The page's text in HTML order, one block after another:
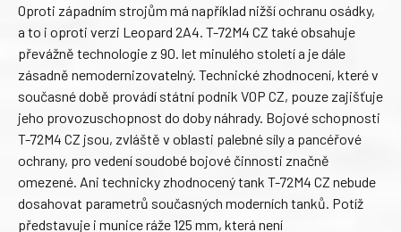
Oproti západním strojům má například nižší ochranu osádky,
a to i oproti verzi Leopard 2A4. T-72M4 CZ také obsahuje
převážně technologie z 90. let minulého století a je dále
zásadně nemodernizovatelný. Technické zhodnocení, které v
současné době provádí státní podnik VOP CZ, pouze zajišťuje
jeho provozuschopnost do doby náhrady. Bojové schopnosti
T-72M4 CZ jsou, zvláště v oblasti palebné síly a pancéřové
ochrany, pro vedení soudobé bojové činnosti značně
omezené. Ani technicky zhodnocený tank T-72M4 CZ nebude
dosahovat parametrů současných moderních tanků. Potíž
představuje i munice ráže 125 mm, která není